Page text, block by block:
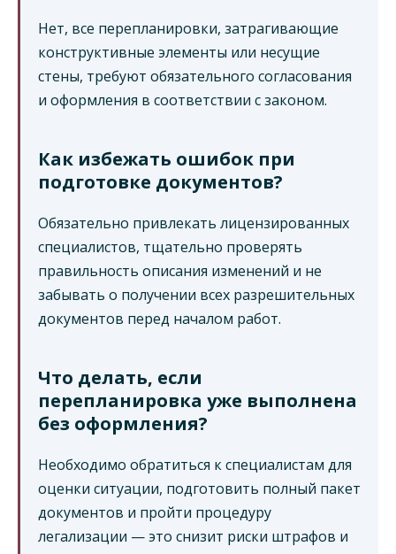
Нет, все перепланировки, затрагивающие
конструктивные элементы или несущие
стены, требуют обязательного согласования
и оформления в соответствии с законом.
Как избежать ошибок при
подготовке документов?
Обязательно привлекать лицензированных
специалистов, тщательно проверять
правильность описания изменений и не
забывать о получении всех разрешительных
документов перед началом работ.
Что делать, если
перепланировка уже выполнена
без оформления?
Необходимо обратиться к специалистам для
оценки ситуации, подготовить полный пакет
документов и пройти процедуру
легализации — это снизит риски штрафов и